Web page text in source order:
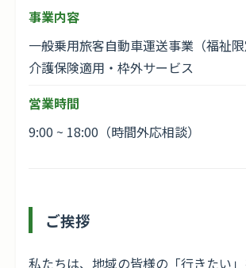
事業内容
一般乗用旅客自動車運送事業（福祉限
介護保険適用・枠外サービス
営業時間
9:00 ~ 18:00（時間外応相談）
ご挨拶
私たちは、地域の皆様の「行きたい